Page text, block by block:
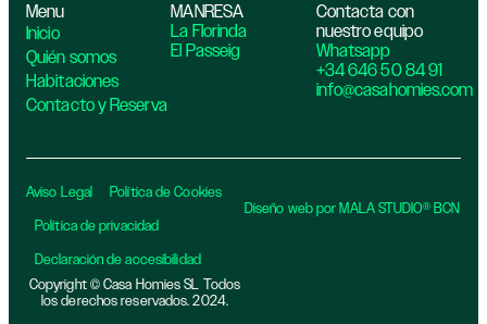
Menu
Inicio
Quién somos
Habitaciones
Contacto y Reserva
MANRESA
La Florinda
El Passeig
Contacta con
nuestro equipo
Whatsapp
+34 646 50 84 91
info@casahomies.com
Aviso Legal
Política de Cookies
Política de privacidad​
Declaración de accesibilidad
Copyright © Casa Homies SL Todos
los derechos reservados. 2024.
Diseño web por MALA STUDIO® BCN